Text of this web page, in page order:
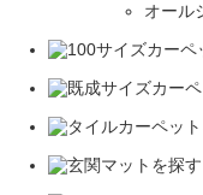
オール